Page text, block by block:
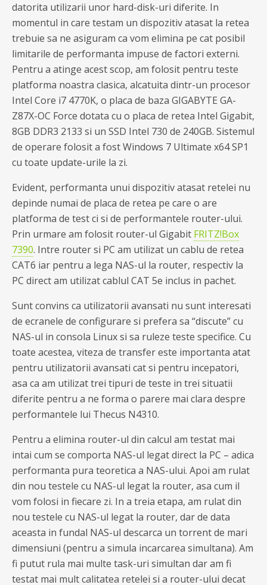
datorita utilizarii unor hard-disk-uri diferite. In
momentul in care testam un dispozitiv atasat la retea
trebuie sa ne asiguram ca vom elimina pe cat posibil
limitarile de performanta impuse de factori externi.
Pentru a atinge acest scop, am folosit pentru teste
platforma noastra clasica, alcatuita dintr-un procesor
Intel Core i7 4770K, o placa de baza GIGABYTE GA-
Z87X-OC Force dotata cu o placa de retea Intel Gigabit,
8GB DDR3 2133 si un SSD Intel 730 de 240GB. Sistemul
de operare folosit a fost Windows 7 Ultimate x64 SP1
cu toate update-urile la zi.
Evident, performanta unui dispozitiv atasat retelei nu
depinde numai de placa de retea pe care o are
platforma de test ci si de performantele router-ului.
Prin urmare am folosit router-ul Gigabit FRITZ!Box
7390. Intre router si PC am utilizat un cablu de retea
CAT6 iar pentru a lega NAS-ul la router, respectiv la
PC direct am utilizat cablul CAT 5e inclus in pachet.
Sunt convins ca utilizatorii avansati nu sunt interesati
de ecranele de configurare si prefera sa “discute” cu
NAS-ul in consola Linux si sa ruleze teste specifice. Cu
toate acestea, viteza de transfer este importanta atat
pentru utilizatorii avansati cat si pentru incepatori,
asa ca am utilizat trei tipuri de teste in trei situatii
diferite pentru a ne forma o parere mai clara despre
performantele lui Thecus N4310.
Pentru a elimina router-ul din calcul am testat mai
intai cum se comporta NAS-ul legat direct la PC – adica
performanta pura teoretica a NAS-ului. Apoi am rulat
din nou testele cu NAS-ul legat la router, asa cum il
vom folosi in fiecare zi. In a treia etapa, am rulat din
nou testele cu NAS-ul legat la router, dar de data
aceasta in fundal NAS-ul descarca un torrent de mari
dimensiuni (pentru a simula incarcarea simultana). Am
fi putut rula mai multe task-uri simultan dar am fi
testat mai mult calitatea retelei si a router-ului decat